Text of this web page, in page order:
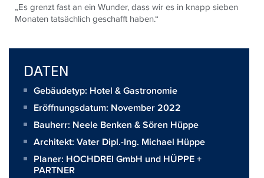
„Es grenzt fast an ein Wunder, dass wir es in knapp sieben
Monaten tatsächlich geschafft haben.“
DATEN
Gebäudetyp: Hotel & Gastronomie
Eröffnungsdatum: November 2022
Bauherr: Neele Benken & Sören Hüppe
Architekt: Vater Dipl.-Ing. Michael Hüppe
Planer: HOCHDREI GmbH und HÜPPE +
PARTNER